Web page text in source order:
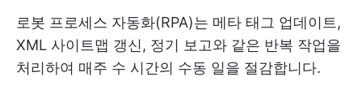
로봇 프로세스 자동화(RPA)는 메타 태그 업데이트,
XML 사이트맵 갱신, 정기 보고와 같은 반복 작업을
처리하여 매주 수 시간의 수동 일을 절감합니다.